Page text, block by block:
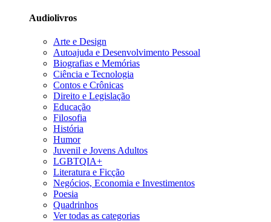
Audiolivros
Arte e Design
Autoajuda e Desenvolvimento Pessoal
Biografias e Memórias
Ciência e Tecnologia
Contos e Crônicas
Direito e Legislação
Educação
Filosofia
História
Humor
Juvenil e Jovens Adultos
LGBTQIA+
Literatura e Ficção
Negócios, Economia e Investimentos
Poesia
Quadrinhos
Ver todas as categorias